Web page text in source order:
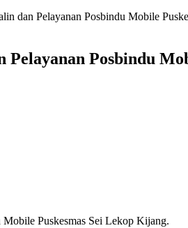
dan Pelayanan Posbindu Mobile
Posbindu
Puskesmas Sei Lekop Kijang.